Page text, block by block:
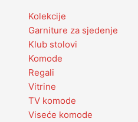
Kolekcije
Garniture za sjedenje
Klub stolovi
Komode
Regali
Vitrine
TV komode
Viseće komode